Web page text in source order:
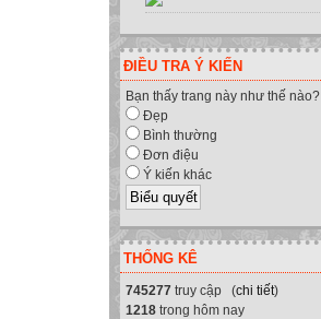
ĐIỀU TRA Ý KIẾN
Bạn thấy trang này như thế nào?
Đẹp
Bình thường
Đơn điệu
Ý kiến khác
THỐNG KÊ
745277 truy cập (chi tiết)
1218 trong hôm nay